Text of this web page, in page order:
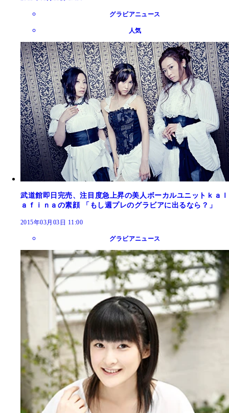
グラビアニュース
人気
武道館即日完売、注目度急上昇の美人ボーカルユニットｋａｌ
ａｆｉｎａの素顔 「もし週プレのグラビアに出るなら？」
2015年03月03日 11:00
グラビアニュース